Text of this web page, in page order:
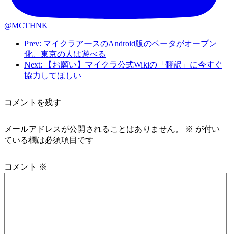
@MCTHNK
Prev: マイクラアースのAndroid版のベータがオープン
化、東京の人は遊べる
Next: 【お願い】マイクラ公式Wikiの「翻訳」に今すぐ
協力してほしい
コメントを残す
メールアドレスが公開されることはありません。 ※ が付い
ている欄は必須項目です
コメント ※